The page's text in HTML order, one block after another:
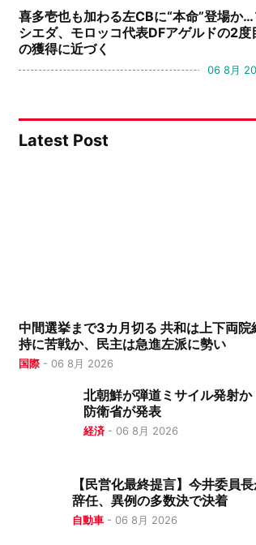
喜多壱也も加わる左CBに“本命”登場か…
シエダ、モロッコ代表DFアゲルドの2度
の獲得に近づく
06 8月
Latest Post
中間選挙まで3カ月切る 共和は上下両院
持に苦戦か、民主は急進左派に勢い
国際 - 06 8月 2026
北朝鮮が弾道ミサイル発射か
防衛省が発表
経済- 06 8月 2026
【民営化最終提言】今井委員
辞任、異例の多数決で決着
自動車- 06 8月 2026